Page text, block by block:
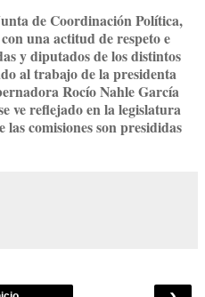
de Coordinación Política,
una actitud de respeto e
y diputados de los distintos
al trabajo de la presidenta
Rocío Nahle García
ve reflejado en la legislatura
las comisiones son presididas